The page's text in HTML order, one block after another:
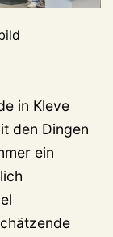
in Kleve
den Dingen
ein